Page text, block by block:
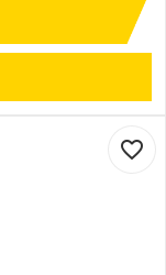
favorite_border